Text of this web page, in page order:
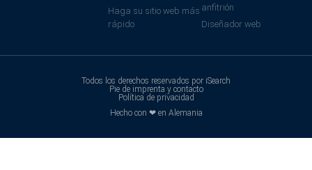
Haga su sitio web más
rápido
anfitrión
Diseñador web
Todos los derechos reservados por iSearch
Pie de imprenta y contacto
Política de privacidad
Hecho con ❤ en Alemania